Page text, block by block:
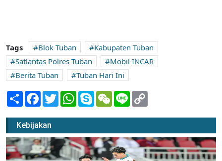
Tags Blok Tuban
Kabupaten Tuban
Satlantas Polres Tuban
Mobil INCAR
Berita Tuban
Tuban Hari Ini
Share Facebook
TwitterWhatsApp
SkypeWeChatLine
Kebijakan